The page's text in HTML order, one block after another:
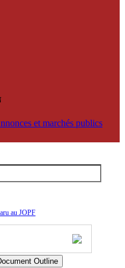
et marchés publics
au JOPF
Outline